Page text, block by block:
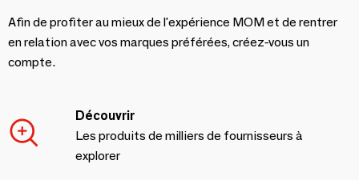
Afin de profiter au mieux de l'expérience MOM et de rentrer
en relation avec vos marques préférées, créez-vous un
compte.
Découvrir
Les produits de milliers de fournisseurs à
explorer